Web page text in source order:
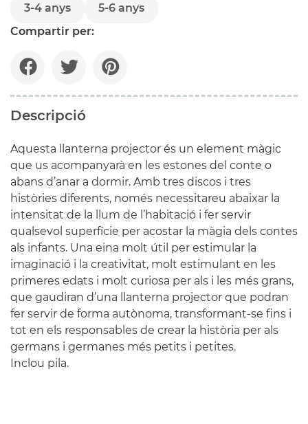
3-4 anys
5-6 anys
Compartir per:
Descripció
Aquesta llanterna projector és un element màgic
que us acompanyarà en les estones del conte o
abans d’anar a dormir. Amb tres discos i tres
històries diferents, només necessitareu abaixar la
intensitat de la llum de l’habitació i fer servir
qualsevol superfície per acostar la màgia dels contes
als infants. Una eina molt útil per estimular la
imaginació i la creativitat, molt estimulant en les
primeres edats i molt curiosa per als i les més grans,
que gaudiran d’una llanterna projector que podran
fer servir de forma autònoma, transformant-se fins i
tot en els responsables de crear la història per als
germans i germanes més petits i petites.
Inclou pila.